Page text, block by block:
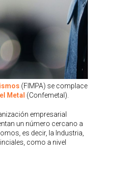
(FIMPA) se complace
Metal (Confemetal).
empresarial
un número cercano a
es decir, la Industria,
como a nivel